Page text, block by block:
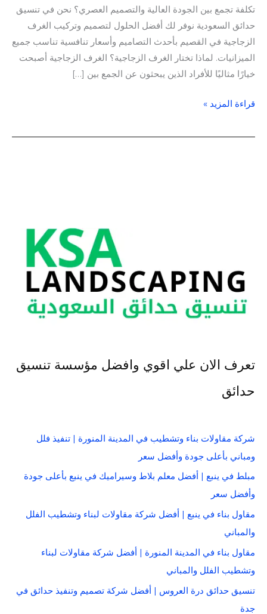
تكلفة تجمع بين الجودة العالية والتصميم العصري؟ نحن في تنسيق
حدائق السعودية نوفر لك أفضل الحلول لتصميم وتركيب الغرف
الزجاجية في القصيم بأحدث التصاميم وأسعار تنافسية تناسب جميع
الميزانيات. لماذا تختار الغرف الزجاجية؟ الغرف الزجاجية أصبحت
خيارًا مثاليًا للأفراد الذين يبحثون عن الجمع بين […]
قراءة المزيد »
تعرف الان علي اقوي وافضل مؤسسة تنسيق
حدائق
شركة مقاولات بناء وتشطيب في المدينة المنورة | تنفيذ فلل
ومباني بأعلى جودة وأفضل سعر
مبلط في ينبع | أفضل معلم بلاط وسيراميك في ينبع بأعلى جودة
وأفضل سعر
مقاول بناء في ينبع | أفضل شركة مقاولات لبناء وتشطيب الفلل
والمباني
مقاول بناء في المدينة المنورة | أفضل شركة مقاولات لبناء
وتشطيب الفلل والمباني
تنسيق حدائق درة العروس | أفضل شركة تصميم وتنفيذ حدائق في
جدة